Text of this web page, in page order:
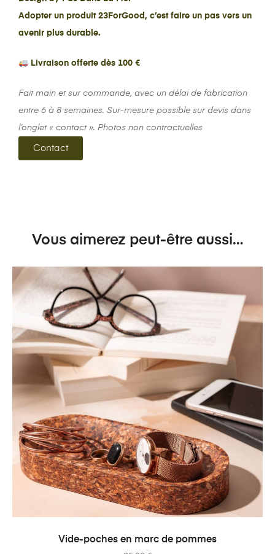
Adopter un produit 23ForGood, c’est faire un pas vers un
avenir plus durable.
Livraison offerte dès 100 €
Fait main et sur commande, avec un délai de fabrication
entre 6 à 8 semaines. Sur-mesure possible sur devis dans
l’onglet « contact ». Photos non contractuelles
Contact
Vous aimerez peut-être aussi…
AJOUTER AU PANIER
Vide-poches en marc de pommes